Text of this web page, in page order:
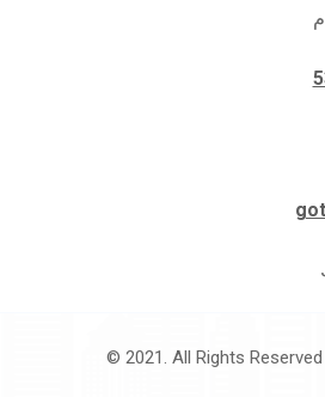
© 2021. All Rights